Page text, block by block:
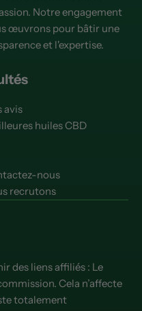
Notre engagement
œuvrons pour bâtir une
et l'expertise.
avis
huiles CBD
nous
recrutons
des liens affiliés : Le
Cela n’affecte
totalement